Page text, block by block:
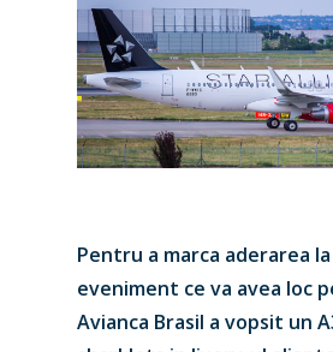
Pentru a marca aderarea
eveniment ce va avea loc
Avianca Brasil a vopsit un